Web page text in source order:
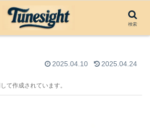
Pulp（1993）楽曲解
2025.04.10 2025.04.24
て作成されています。
検索